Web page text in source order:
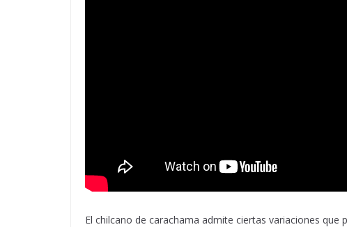
El chilcano de carachama admite ciertas variaciones